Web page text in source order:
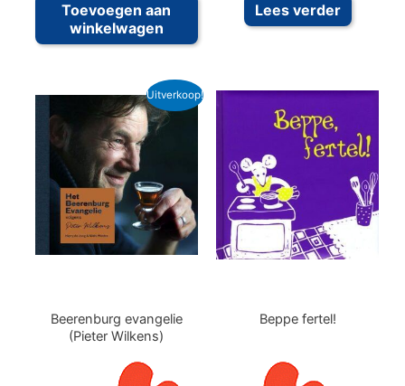
Toevoegen aan
winkelwagen
Lees verder
Uitverkoop!
Beerenburg evangelie
(Pieter Wilkens)
Beppe fertel!